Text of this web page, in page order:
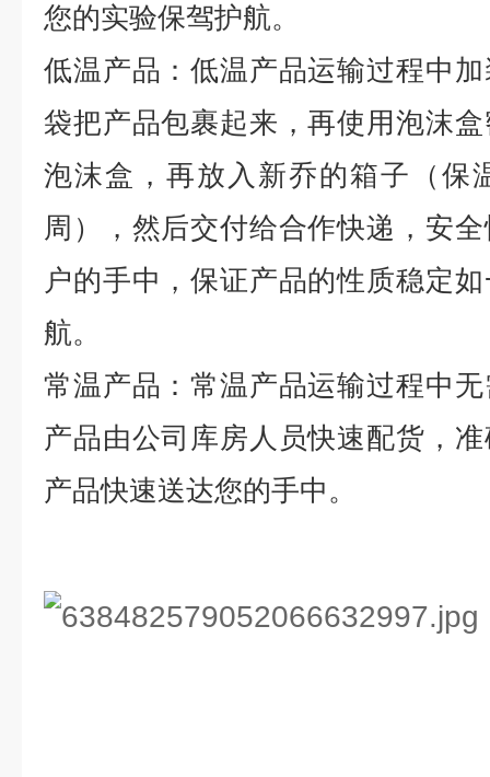
您的实验保驾护航。
低温产品：低温产品运输过程中
袋把产品包裹起来，再使用泡沫
泡沫盒，再放入新乔的箱子（保
周），然后交付给合作快递，安
户的手中，保证产品的性质稳定
航。
常温产品：常温产品运输过程中
产品由公司库房人员快速配货，
产品快速送达您的手中。